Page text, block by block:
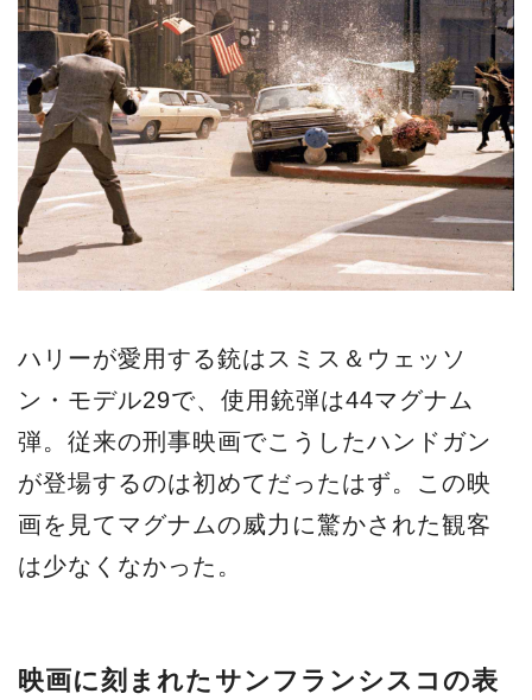
ハリーが愛用する銃はスミス＆ウェッソ
ン・モデル29で、使用銃弾は44マグナム
弾。従来の刑事映画でこうしたハンドガン
が登場するのは初めてだったはず。この映
画を見てマグナムの威力に驚かされた観客
は少なくなかった。
映画に刻まれたサンフランシスコの表